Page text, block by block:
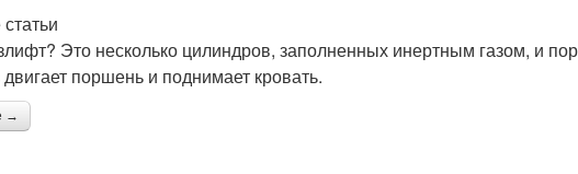
Это несколько цилиндров, заполненных инертным газом, и
двигает поршень и поднимает кровать.
→